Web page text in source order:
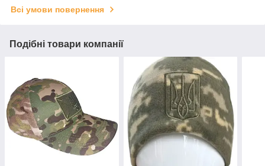
Всі умови повернення
Подібні товари компанії